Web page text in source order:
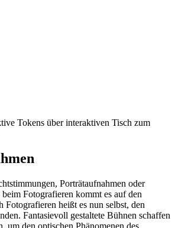
Porträtaufnahmen oder
Fotografieren kommt es auf den
Fotografieren heißt es nun selbst, den
Fantasievoll gestaltete Bühnen schaffen
um den optischen Phänomenen des